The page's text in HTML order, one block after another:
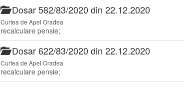
Dosar 582/83/2020 din 22.12.2020
Curtea de Apel Oradea
recalculare pensie;
Dosar 622/83/2020 din 22.12.2020
Curtea de Apel Oradea
recalculare pensie;